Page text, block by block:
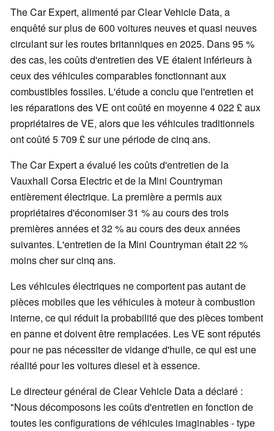
The Car Expert, alimenté par Clear Vehicle Data, a
enquêté sur plus de 600 voitures neuves et quasi neuves
circulant sur les routes britanniques en 2025. Dans 95 %
des cas, les coûts d'entretien des VE étaient inférieurs à
ceux des véhicules comparables fonctionnant aux
combustibles fossiles. L'étude a conclu que l'entretien et
les réparations des VE ont coûté en moyenne 4 022 £ aux
propriétaires de VE, alors que les véhicules traditionnels
ont coûté 5 709 £ sur une période de cinq ans.
The Car Expert a évalué les coûts d'entretien de la
Vauxhall Corsa Electric et de la Mini Countryman
entièrement électrique. La première a permis aux
propriétaires d'économiser 31 % au cours des trois
premières années et 32 % au cours des deux années
suivantes. L'entretien de la Mini Countryman était 22 %
moins cher sur cinq ans.
Les véhicules électriques ne comportent pas autant de
pièces mobiles que les véhicules à moteur à combustion
interne, ce qui réduit la probabilité que des pièces tombent
en panne et doivent être remplacées. Les VE sont réputés
pour ne pas nécessiter de vidange d'huile, ce qui est une
réalité pour les voitures diesel et à essence.
Le directeur général de Clear Vehicle Data a déclaré :
"Nous décomposons les coûts d'entretien en fonction de
toutes les configurations de véhicules imaginables - type